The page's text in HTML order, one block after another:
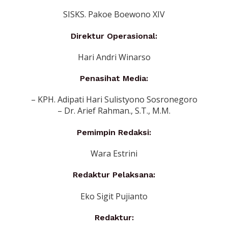
SISKS. Pakoe Boewono XIV
Direktur Operasional:
Hari Andri Winarso
Penasihat Media:
– KPH. Adipati Hari Sulistyono Sosronegoro
– Dr. Arief Rahman., S.T., M.M.
Pemimpin Redaksi:
Wara Estrini
Redaktur Pelaksana:
Eko Sigit Pujianto
Redaktur: